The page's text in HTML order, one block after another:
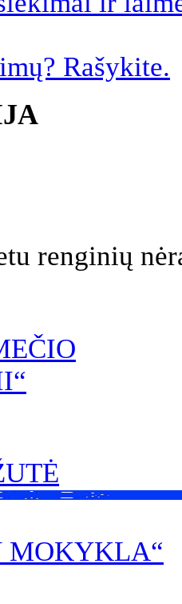
Rašykite.
renginių
MOKYKLA“